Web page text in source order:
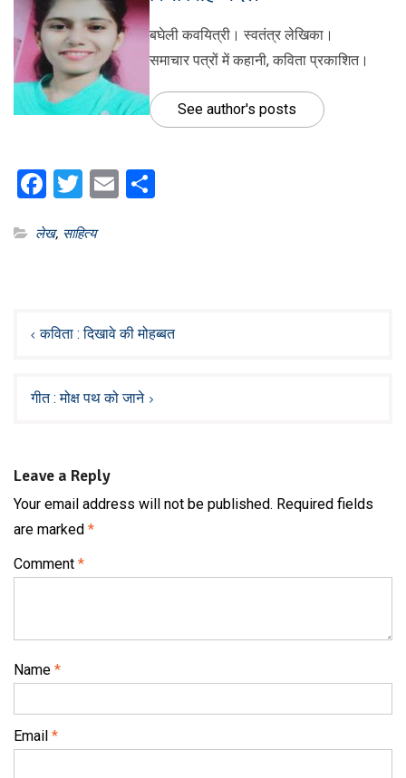
बघेली कवयित्री। स्वतंत्र लेखिका।
समाचार पत्रों में कहानी, कविता प्रकाशित।
See author's posts
Facebook
Twitter
Email
लेख, साहित्य
navigation
कविता : दिखावे की मोहब्बत
गीत : मोक्ष पथ को जाने
Leave a Reply
Your email address will not be published. Required fields
are marked *
Comment *
Name *
Email *